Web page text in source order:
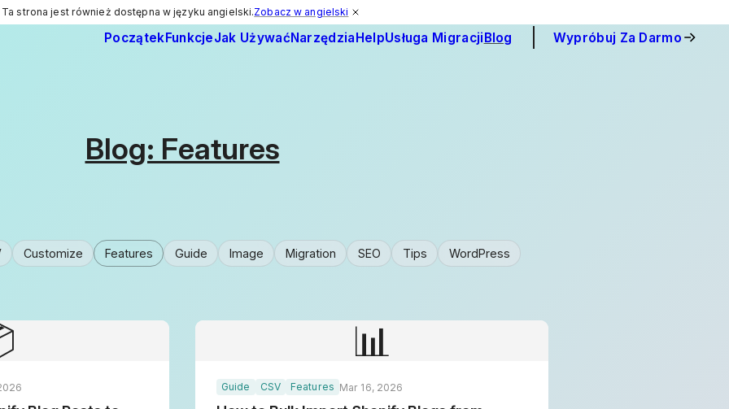
PoczątekFunkcjeJak UżywaćNarzędziaHelpUsługa MigracjiBlog Wypróbuj Za Darmo
Blog: Features
Customize Features Guide Image Migration SEO Tips WordPress
📊
Guide CSV Features Mar 16, 2026
Ta strona jest również dostępna w języku angielski.Zobacz w angielski